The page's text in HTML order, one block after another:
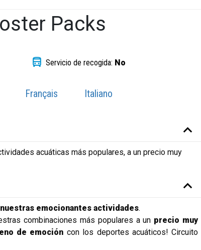
Packs
Servicio de recogida: No
Français
Italiano
acuáticas más populares, a un precio muy
emocionantes actividades.
combinaciones más populares a un precio muy
de emoción con los deportes acuáticos! Circuito